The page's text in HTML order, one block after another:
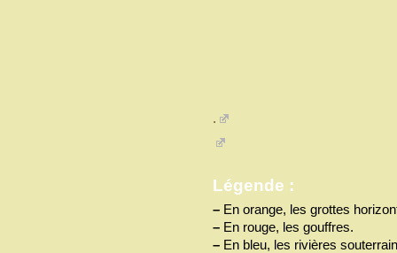
.
Légende :
– En orange, les grottes
– En rouge, les gouffres.
– En bleu, les rivières